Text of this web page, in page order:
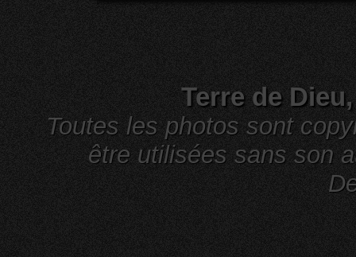
Terre de
Toutes les photos sont
être utilisées sans son